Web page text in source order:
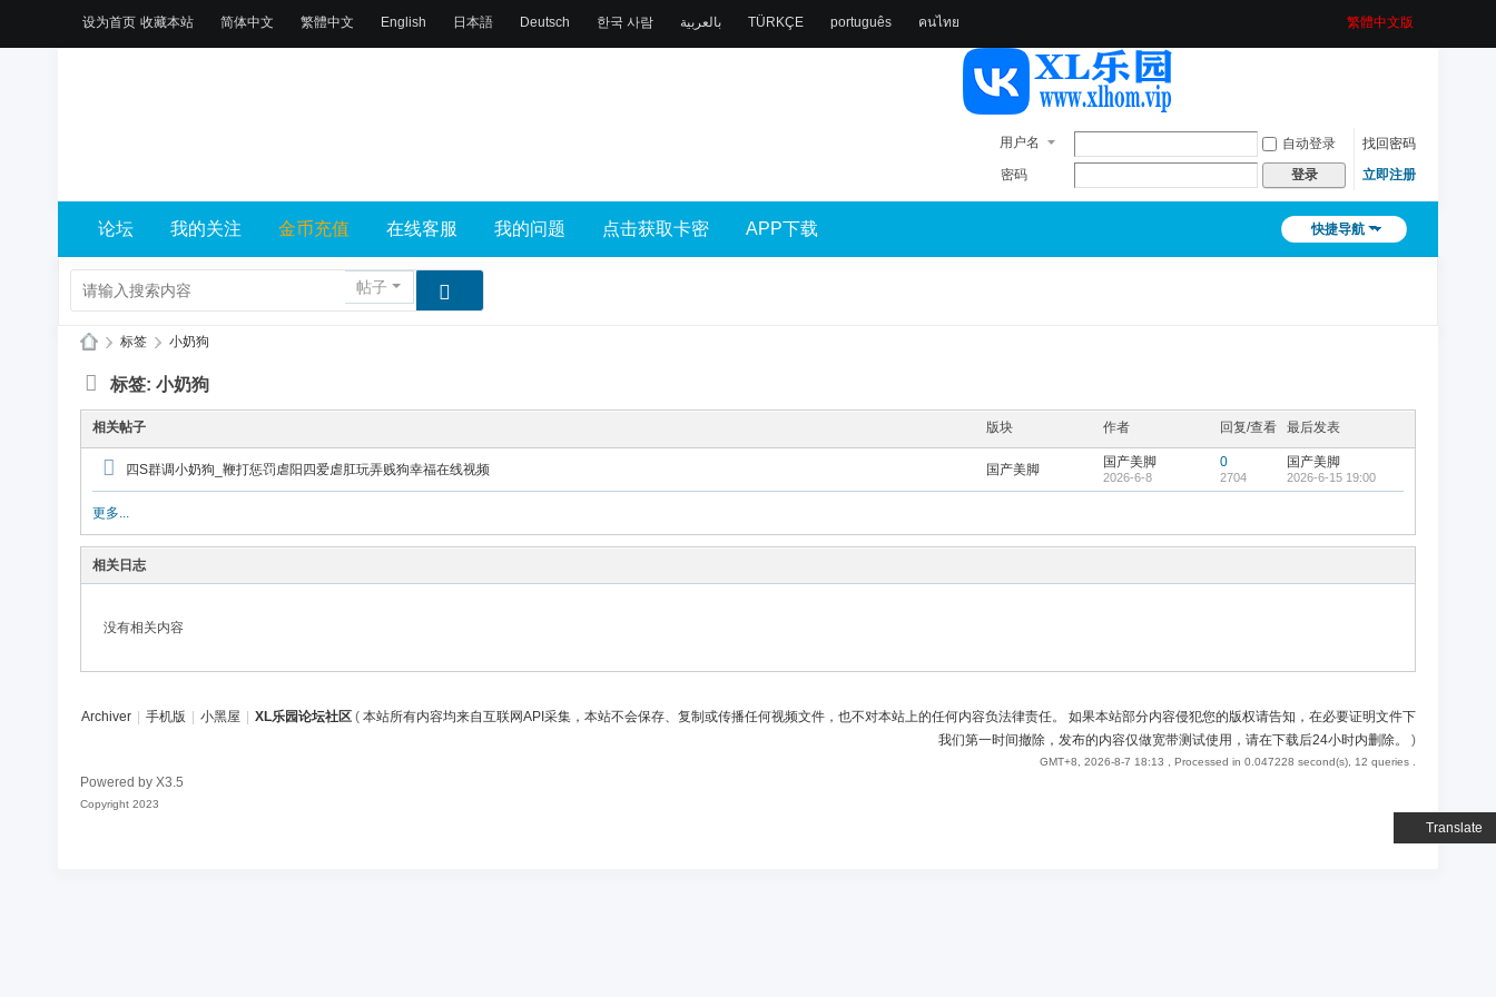
设为首页 收藏本站
Translate
简体中文 繁體中文 English 日本語 Deutsch 한국 사람 بالعربية TÜRKÇE português คนไทย 繁體中文版
用户名 自动登录
找回密码
密码
登录 立即注册
快捷导航
论坛 我的关注 金币充值 在线客服 我的问题 点击获取卡密 APP下载
帖子
X
L
乐
论
坛
社
› 标签 › 小奶狗
标签: 小奶狗
相关帖子 版块 作者 回复/查看 最后发表
四S群调小奶狗_鞭打惩罚虐阳四爱虐肛玩弄贱狗幸福在线视频 国产美脚 国产美脚
2026-6-8
0
2704
国产美脚
2026-6-15 19:00
更多...
相关日志
没有相关内容
Archiver 手机版 小黑屋 XL乐园论坛社区 ( 本站所有内容均来自互联网API采集，本站不会保存、复制或传播任何视频文件，也不对本站上的任何内容负法律责任。 如果本站部分内容侵犯您的版权请告知，在必要证明文件下
我们第一时间撤除，发布的内容仅做宽带测试使用，请在下载后24小时内删除。
)
GMT+8, 2026-8-7 18:13 , Processed in 0.047228 second(s), 12 queries .
Powered by X3.5
Copyright 2023